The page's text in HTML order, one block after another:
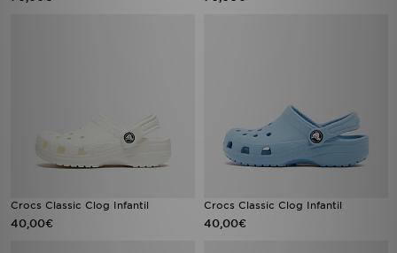
Crocs Classic Clog Infantil
40,00€
Crocs Classic Clog Infantil
40,00€